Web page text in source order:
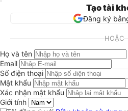
Tạo tài
Đăng ký
HOẶC
Họ và tên
Email
Số điện thoại
Mật khẩu
Xác nhận mật khẩu
Giới tính